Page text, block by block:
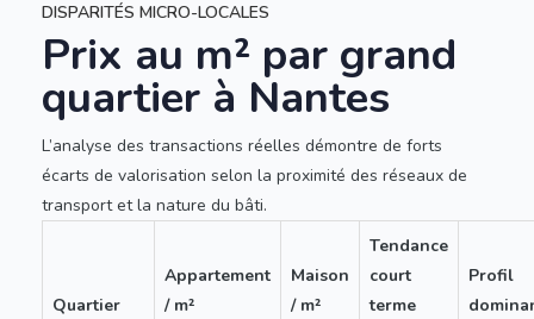
DISPARITÉS MICRO-LOCALES
Prix au m² par grand
quartier à Nantes
L’analyse des transactions réelles démontre de forts
écarts de valorisation selon la proximité des réseaux de
transport et la nature du bâti.
Quartier
Appartement
/ m²
Maison
/ m²
Tendance
court
terme
Profil